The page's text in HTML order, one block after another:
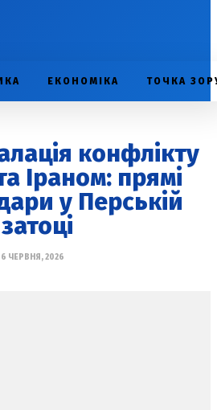
ЕКОНОМІКА ТОЧКА
конфлікту
Іраном: прямі
у Перській
затоці
6 ЧЕРВНЯ, 2026